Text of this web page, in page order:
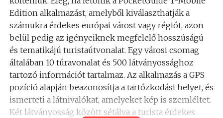
Edition alkalmazást, amelyből kiválaszthatják a
számukra érdekes európai várost vagy régiót, azon
belül pedig az igényeiknek megfelelő hosszúságú
és tematikájú turistaútvonalat. Egy városi csomag
általában 10 túravonalat és 500 látványossághoz
tartozó információt tartalmaz. Az alkalmazás a GPS
pozíció alapján beazonosítja a tartózkodási helyet, és
ismerteti a látnivalókat, amelyeket kép is szemléltet.
Két látványosság között sétálva a turista érdekes